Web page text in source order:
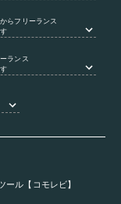
からフリーランス
ランス
ール【コモレビ】